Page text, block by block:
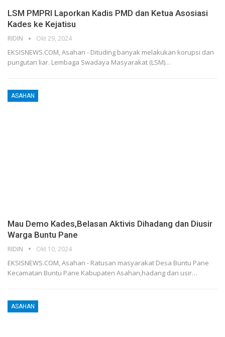
LSM PMPRI Laporkan Kadis PMD dan Ketua Asosiasi
Kades ke Kejatisu
RIDIN Okt 29, 2024
EKSISNEWS.COM, Asahan - Dituding banyak melakukan korupsi dan
pungutan liar. Lembaga Swadaya Masyarakat (LSM)…
ASAHAN
Mau Demo Kades,Belasan Aktivis Dihadang dan Diusir
Warga Buntu Pane
RIDIN Okt 10, 2024
EKSISNEWS.COM, Asahan - Ratusan masyarakat Desa Buntu Pane
Kecamatan Buntu Pane Kabupaten Asahan,hadang dan usir…
ASAHAN